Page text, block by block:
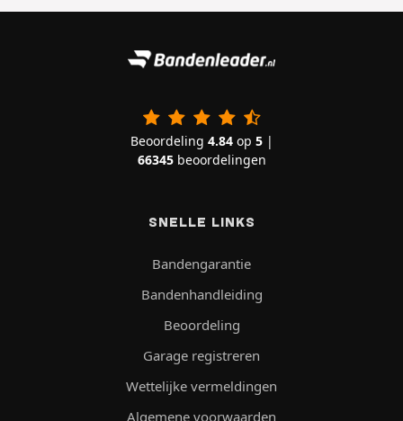
Beoordeling 4.84op 5|
66345beoordelingen
SNELLE LINKS
Bandengarantie
Bandenhandleiding
Beoordeling
Garage registreren
Wettelijke vermeldingen
Algemene voorwaarden